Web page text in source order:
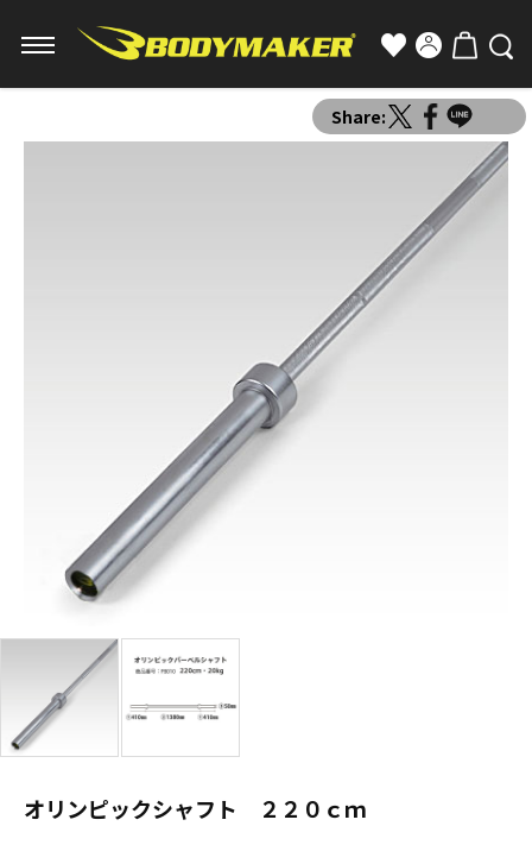
Share:
オリンピックシャフト ２２０ｃｍ